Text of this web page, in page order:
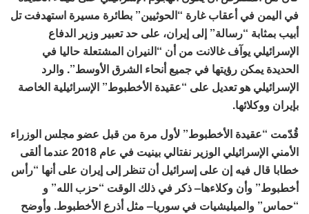
في اليمن في أعقاب غارة “الحوثيين” بطائرة مسيرة استهدفت تل
أبيب بمثابة “رسالة” إلى إيران، على حد تعبير وزير الدفاع
الإسرائيلي يوآف غالانت من أن “النيران المشتعلة حاليا في
الحديدة يمكن رؤيتها في جميع أنحاء الشرق الأوسط”. والرد
الإسرائيلي هو تعديل على “عقيدة الأخطبوط” الإسرائيلية الخاصة
بإيران ووكلائها.
قُدّمت “عقيدة الأخطبوط” لأول مرة من قبل عضو مجلس الوزراء
الأمني الإسرائيلي الوزير نفتالي بينيت في عام 2018 عندما ألقى
خطابا قال فيه إن على إسرائيل أن تنظر إلى إيران على أنها “رأس
أخطبوط” وأن وكلاءها– ذكر في ذلك الوقت “حزب الله” و
“حماس” والميليشيات في سوريا– مثل أذرع الأخطبوط. وأوضح